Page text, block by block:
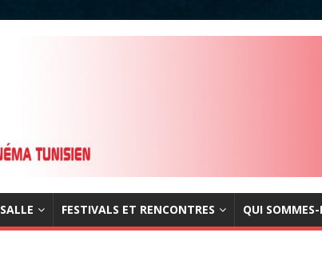
FESTIVALS ET RENCONTRES QUI SOMMES-